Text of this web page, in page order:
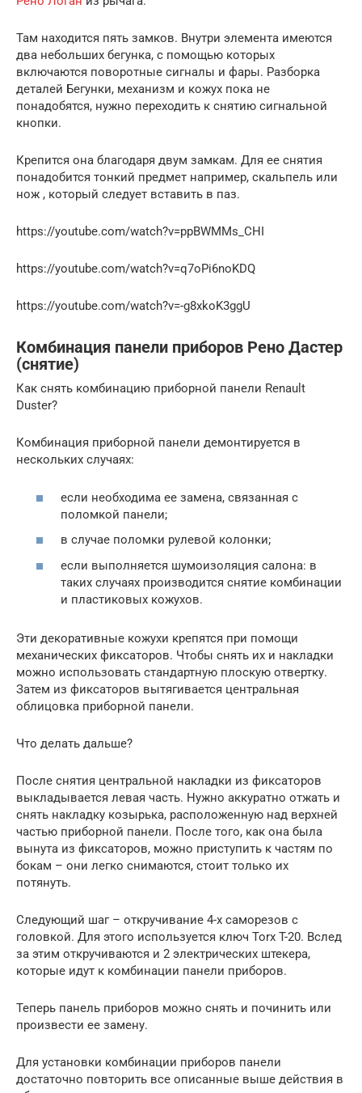
Там находится пять замков. Внутри элемента имеются
два небольших бегунка, с помощью которых
включаются поворотные сигналы и фары. Разборка
деталей Бегунки, механизм и кожух пока не
понадобятся, нужно переходить к снятию сигнальной
кнопки.
Крепится она благодаря двум замкам. Для ее снятия
понадобится тонкий предмет например, скальпель или
нож , который следует вставить в паз.
https://youtube.com/watch?v=ppBWMMs_CHI
https://youtube.com/watch?v=q7oPi6noKDQ
https://youtube.com/watch?v=-g8xkoK3ggU
Комбинация панели приборов Рено Дастер
(снятие)
Как снять комбинацию приборной панели Renault
Duster?
Комбинация приборной панели демонтируется в
нескольких случаях:
если необходима ее замена, связанная с
поломкой панели;
в случае поломки рулевой колонки;
если выполняется шумоизоляция салона: в
таких случаях производится снятие комбинации
и пластиковых кожухов.
Эти декоративные кожухи крепятся при помощи
механических фиксаторов. Чтобы снять их и накладки
можно использовать стандартную плоскую отвертку.
Затем из фиксаторов вытягивается центральная
облицовка приборной панели.
Что делать дальше?
После снятия центральной накладки из фиксаторов
выкладывается левая часть. Нужно аккуратно отжать и
снять накладку козырька, расположенную над верхней
частью приборной панели. После того, как она была
вынута из фиксаторов, можно приступить к частям по
бокам – они легко снимаются, стоит только их
потянуть.
Следующий шаг – откручивание 4-х саморезов с
головкой. Для этого используется ключ Torx T-20. Вслед
за этим откручиваются и 2 электрических штекера,
которые идут к комбинации панели приборов.
Теперь панель приборов можно снять и починить или
произвести ее замену.
Для установки комбинации приборов панели
достаточно повторить все описанные выше действия в